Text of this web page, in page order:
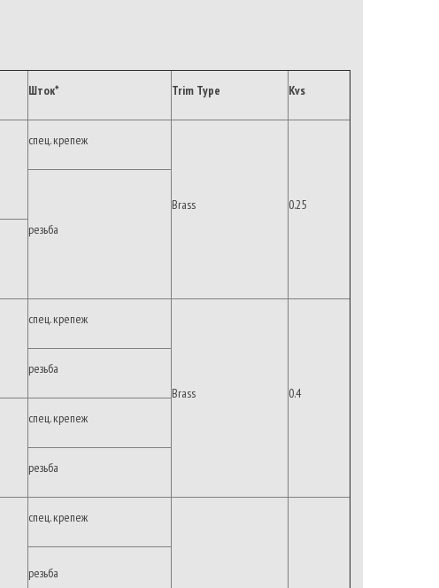
Шток* Trim Type Kvs
спец. крепеж
Brass 0.25
резьба
спец. крепеж
Brass 0.4
резьба
спец. крепеж
резьба
спец. крепеж
резьба